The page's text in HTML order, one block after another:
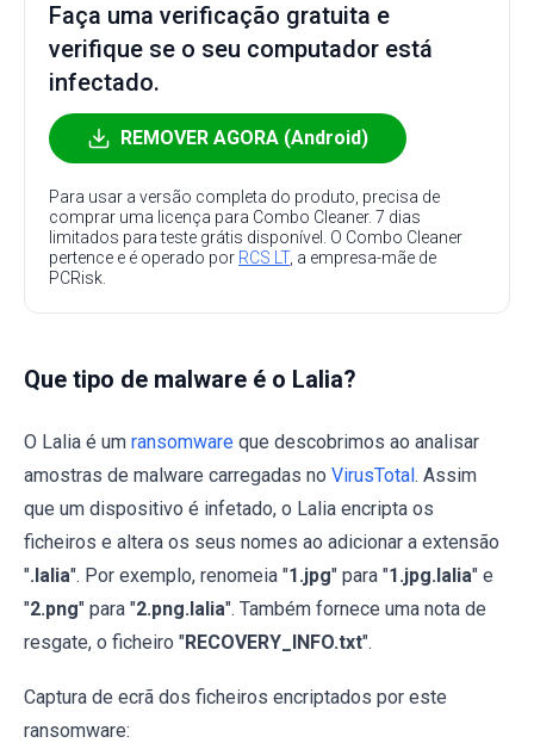
Faça uma verificação gratuita e
verifique se o seu computador está
infectado.
REMOVER AGORA (Android)
Para usar a versão completa do produto, precisa de
comprar uma licença para Combo Cleaner. 7 dias
limitados para teste grátis disponível. O Combo Cleaner
pertence e é operado por RCS LT, a empresa-mãe de
PCRisk.
Que tipo de malware é o Lalia?
O Lalia é um ransomware que descobrimos ao analisar
amostras de malware carregadas no VirusTotal. Assim
que um dispositivo é infetado, o Lalia encripta os
ficheiros e altera os seus nomes ao adicionar a extensão
".lalia". Por exemplo, renomeia "1.jpg" para "1.jpg.lalia" e
"2.png" para "2.png.lalia". Também fornece uma nota de
resgate, o ficheiro "RECOVERY_INFO.txt".
Captura de ecrã dos ficheiros encriptados por este
ransomware: